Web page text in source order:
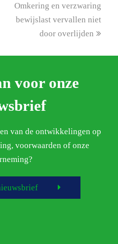
next
post:
Omkering en verzwaring
bewijslast vervallen niet
door overlijden
voor onze
van de ontwikkelingen op
voorwaarden of onze